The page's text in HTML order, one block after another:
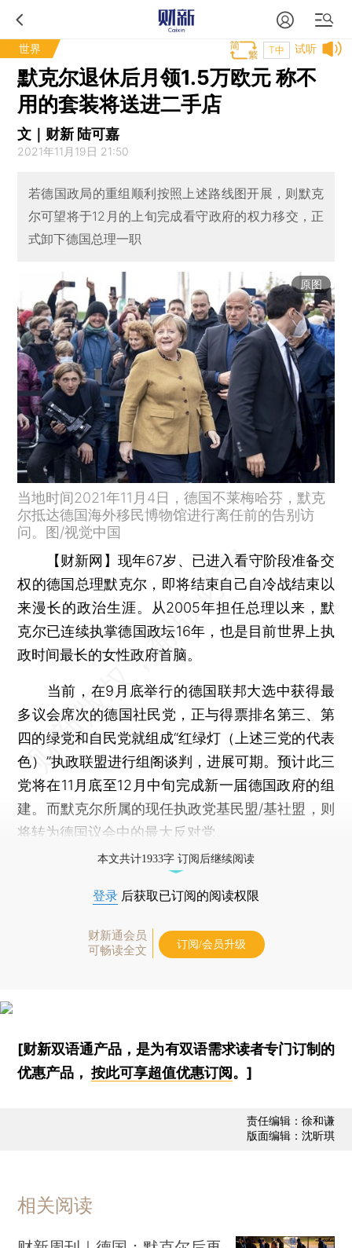
世界 试听
T中
默克尔退休后月领1.5万欧元 称不
用的套装将送进二手店
文｜财新 陆可嘉
2021年11月19日 21:50
若德国政局的重组顺利按照上述路线图开展，则默克
尔可望将于12月的上旬完成看守政府的权力移交，正
式卸下德国总理一职
原图
当地时间2021年11月4日，德国不莱梅哈芬，默克
尔抵达德国海外移民博物馆进行离任前的告别访
问。图/视觉中国
【财新网】 现年67岁、已进入看守阶段准备交
权的德国总理默克尔，即将结束自己自冷战结束以
来漫长的政治生涯。从2005年担任总理以来，默
克尔已连续执掌德国政坛16年，也是目前世界上执
政时间最长的女性政府首脑。
当前，在9月底举行的德国联邦大选中获得最
多议会席次的德国社民党，正与得票排名第三、第
四的绿党和自民党就组成“红绿灯（上述三党的代表
色）”执政联盟进行组阁谈判，进展可期。预计此三
党将在11月底至12月中旬完成新一届德国政府的组
建。而默克尔所属的现任执政党基民盟/基社盟，则
将转为德国议会中的最大反对党。
本文共计1933字 订阅后继续阅读
登录 后获取已订阅的阅读权限
财新通会员
可畅读全文
订阅/会员升级
[财新双语通产品，是为有双语需求读者专门订制的
优惠产品，按此可享超值优惠订阅。]
责任编辑：徐和谦
版面编辑：沈昕琪
相关阅读